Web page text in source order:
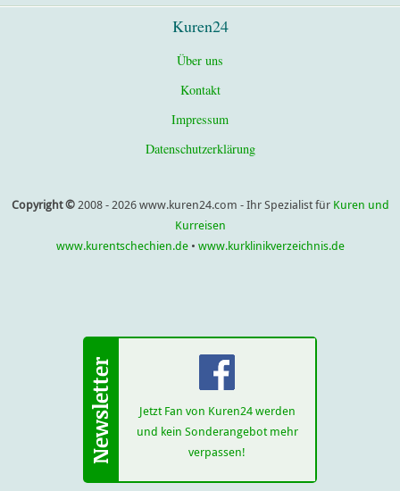
Kuren24
Über uns
Kontakt
Impressum
Datenschutzerklärung
Copyright ©2008 - 2026 www.kuren24.com - Ihr Spezialist für Kuren und
Kurreisen
www.kurentschechien.de• www.kurklinikverzeichnis.de
Jetzt Fan von Kuren24 werden
und kein Sonderangebot mehr
verpassen!